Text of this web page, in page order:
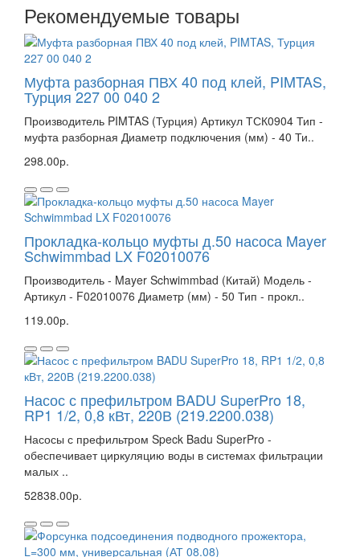
Рекомендуемые товары
Муфта разборная ПВХ 40 под клей, PIMTAS,
Турция 227 00 040 2
Производитель PIMTAS (Турция) Артикул ТСК0904 Тип -
муфта разборная Диаметр подключения (мм) - 40 Ти..
298.00р.
Прокладка-кольцо муфты д.50 насоса Mayer
Schwimmbad LX F02010076
Производитель - Mayer Schwimmbad (Китай) Модель -
Артикул - F02010076 Диаметр (мм) - 50 Тип - прокл..
119.00р.
Насос с префильтром BADU SuperPro 18,
RP1 1/2, 0,8 кВт, 220В (219.2200.038)
Насосы с префильтром Speck Badu SuperPro -
обеспечивает циркуляцию воды в системах фильтрации
малых ..
52838.00р.